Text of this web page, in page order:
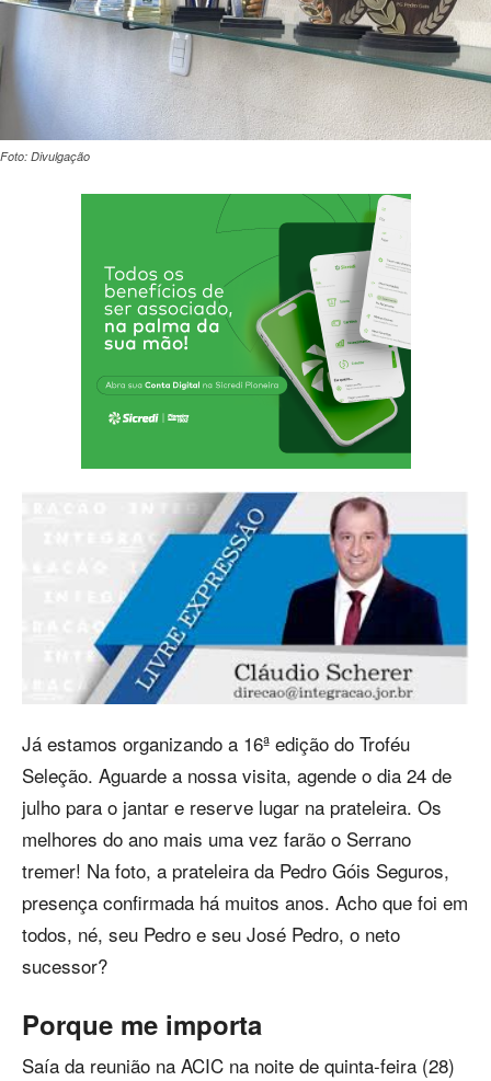
Foto: Divulgação
Já estamos organizando a 16ª edição do Troféu
Seleção. Aguarde a nossa visita, agende o dia 24 de
julho para o jantar e reserve lugar na prateleira. Os
melhores do ano mais uma vez farão o Serrano
tremer! Na foto, a prateleira da Pedro Góis Seguros,
presença confirmada há muitos anos. Acho que foi em
todos, né, seu Pedro e seu José Pedro, o neto
sucessor?
Porque me importa
Saía da reunião na ACIC na noite de quinta-feira (28)